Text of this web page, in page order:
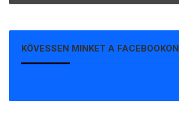
KÖVESSEN MINKET A FACEBOOKON